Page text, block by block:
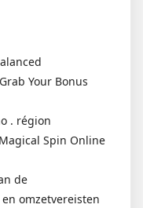
Your Bonus
. région
Spin Online
de
omzetvereisten